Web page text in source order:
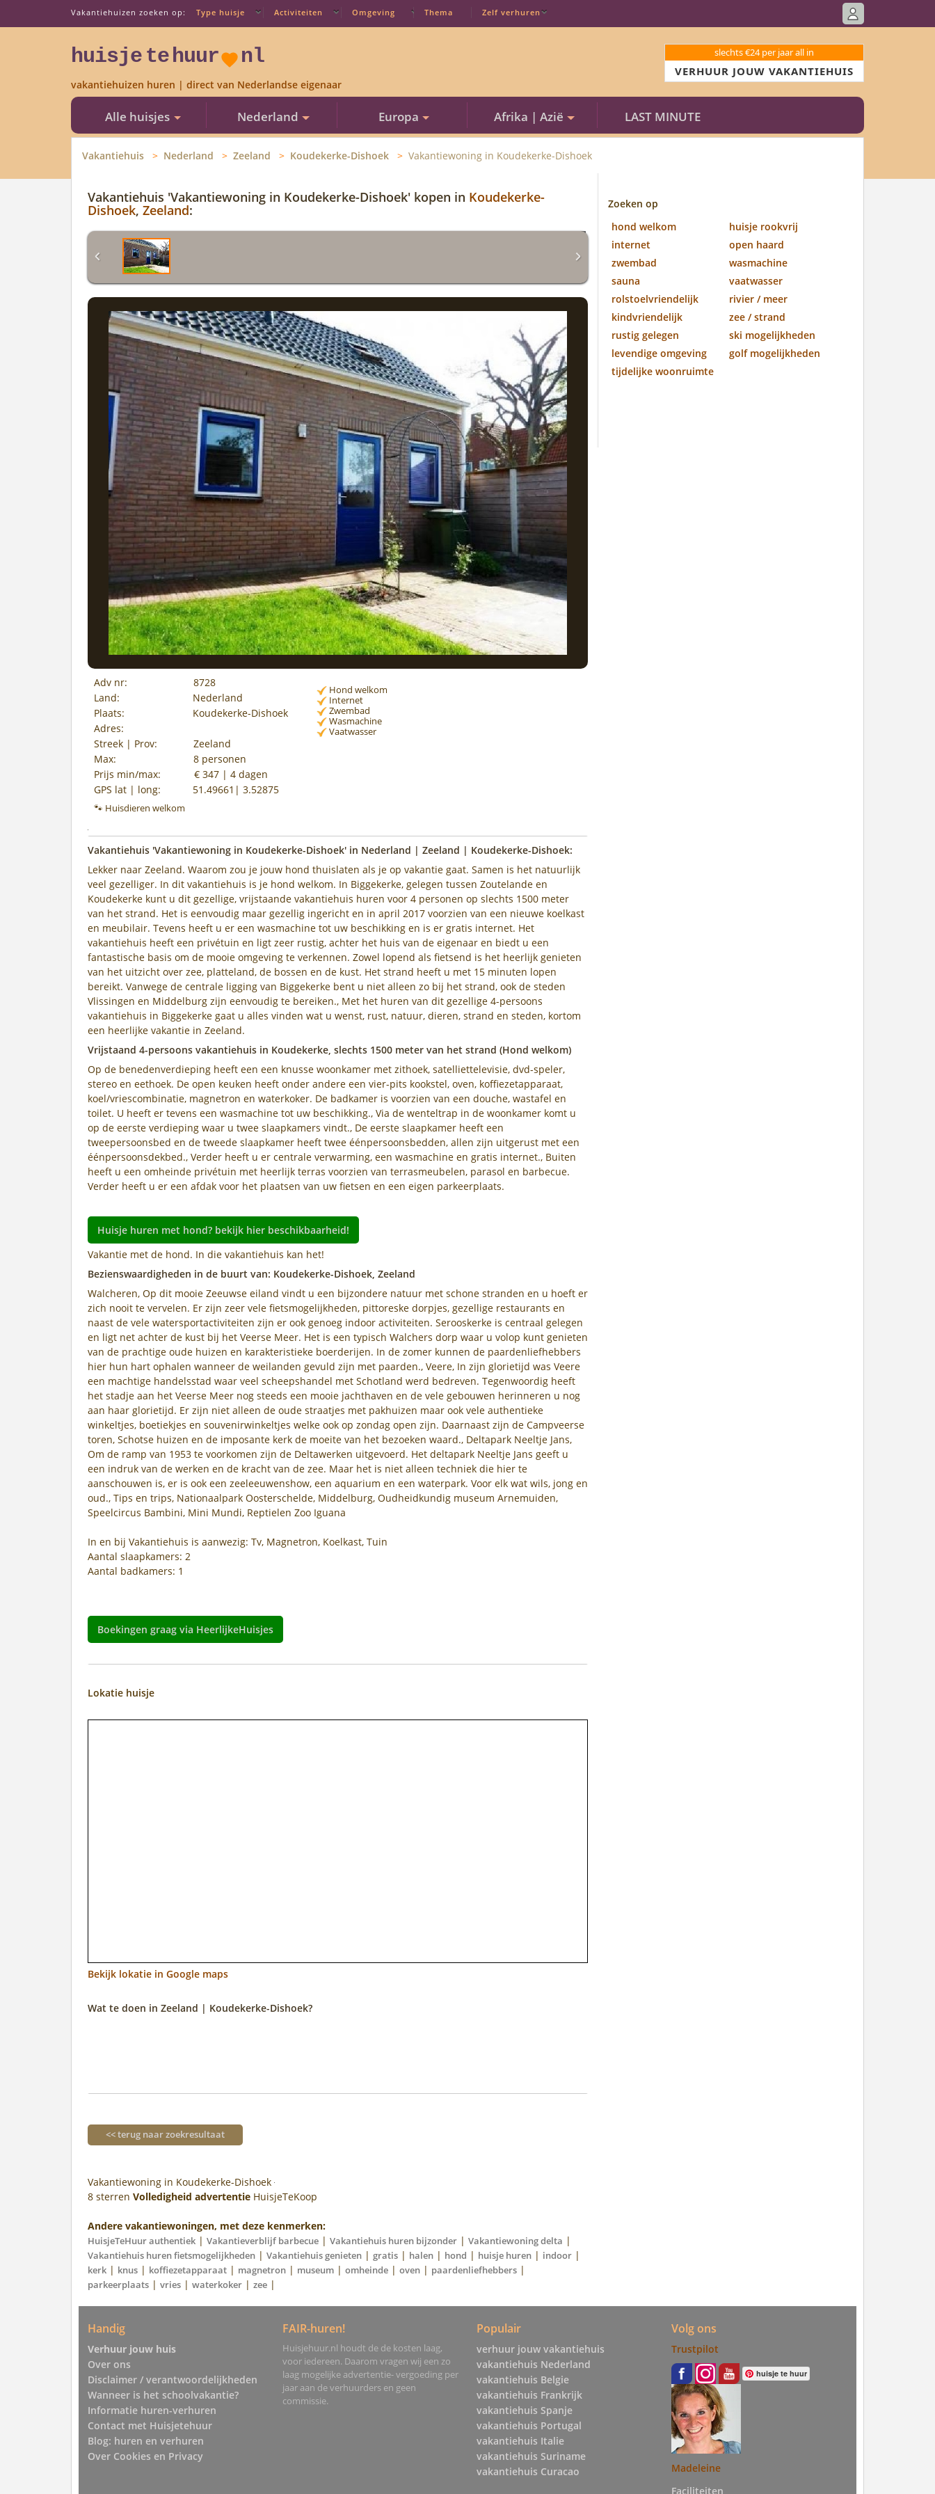
Vakantiehuizen zoeken op: Type huisje Activiteiten Omgeving Thema Zelf verhuren
huisje tehuur nl
vakantiehuizen huren | direct van Nederlandse eigenaar
slechts €24 per jaar all in
VERHUUR JOUW VAKANTIEHUIS
Alle huisjes Nederland Europa Afrika | Azië LAST MINUTE
Vakantiehuis Nederland Zeeland Koudekerke-Dishoek Vakantiewoning in Koudekerke-Dishoek
Vakantiehuis 'Vakantiewoning in Koudekerke-Dishoek' kopen in Koudekerke-
Dishoek, Zeeland:
Adv nr:
8728
Land:
Nederland
Plaats:
Koudekerke-Dishoek
Adres:
Streek | Prov:
Zeeland
Max:
8 personen
Prijs min/max:
€ 347 | 4 dagen
GPS lat | long:
51.49661| 3.52875
🐾 Huisdieren welkom
Hond welkom
Internet
Zwembad
Wasmachine
Vaatwasser
Vakantiehuis 'Vakantiewoning in Koudekerke-Dishoek' in Nederland | Zeeland | Koudekerke-Dishoek:
Lekker naar Zeeland. Waarom zou je jouw hond thuislaten als je op vakantie gaat. Samen is het natuurlijk
veel gezelliger. In dit vakantiehuis is je hond welkom. In Biggekerke, gelegen tussen Zoutelande en
Koudekerke kunt u dit gezellige, vrijstaande vakantiehuis huren voor 4 personen op slechts 1500 meter
van het strand. Het is eenvoudig maar gezellig ingericht en in april 2017 voorzien van een nieuwe koelkast
en meubilair. Tevens heeft u er een wasmachine tot uw beschikking en is er gratis internet. Het
vakantiehuis heeft een privétuin en ligt zeer rustig, achter het huis van de eigenaar en biedt u een
fantastische basis om de mooie omgeving te verkennen. Zowel lopend als fietsend is het heerlijk genieten
van het uitzicht over zee, platteland, de bossen en de kust. Het strand heeft u met 15 minuten lopen
bereikt. Vanwege de centrale ligging van Biggekerke bent u niet alleen zo bij het strand, ook de steden
Vlissingen en Middelburg zijn eenvoudig te bereiken., Met het huren van dit gezellige 4-persoons
vakantiehuis in Biggekerke gaat u alles vinden wat u wenst, rust, natuur, dieren, strand en steden, kortom
een heerlijke vakantie in Zeeland.
Vrijstaand 4-persoons vakantiehuis in Koudekerke, slechts 1500 meter van het strand (Hond welkom)
Op de benedenverdieping heeft een een knusse woonkamer met zithoek, satelliettelevisie, dvd-speler,
stereo en eethoek. De open keuken heeft onder andere een vier-pits kookstel, oven, koffiezetapparaat,
koel/vriescombinatie, magnetron en waterkoker. De badkamer is voorzien van een douche, wastafel en
toilet. U heeft er tevens een wasmachine tot uw beschikking., Via de wenteltrap in de woonkamer komt u
op de eerste verdieping waar u twee slaapkamers vindt., De eerste slaapkamer heeft een
tweepersoonsbed en de tweede slaapkamer heeft twee éénpersoonsbedden, allen zijn uitgerust met een
éénpersoonsdekbed., Verder heeft u er centrale verwarming, een wasmachine en gratis internet., Buiten
heeft u een omheinde privétuin met heerlijk terras voorzien van terrasmeubelen, parasol en barbecue.
Verder heeft u er een afdak voor het plaatsen van uw fietsen en een eigen parkeerplaats.
Huisje huren met hond? bekijk hier beschikbaarheid!
Vakantie met de hond. In die vakantiehuis kan het!
Bezienswaardigheden in de buurt van: Koudekerke-Dishoek, Zeeland
Walcheren, Op dit mooie Zeeuwse eiland vindt u een bijzondere natuur met schone stranden en u hoeft er
zich nooit te vervelen. Er zijn zeer vele fietsmogelijkheden, pittoreske dorpjes, gezellige restaurants en
naast de vele watersportactiviteiten zijn er ook genoeg indoor activiteiten. Serooskerke is centraal gelegen
en ligt net achter de kust bij het Veerse Meer. Het is een typisch Walchers dorp waar u volop kunt genieten
van de prachtige oude huizen en karakteristieke boerderijen. In de zomer kunnen de paardenliefhebbers
hier hun hart ophalen wanneer de weilanden gevuld zijn met paarden., Veere, In zijn glorietijd was Veere
een machtige handelsstad waar veel scheepshandel met Schotland werd bedreven. Tegenwoordig heeft
het stadje aan het Veerse Meer nog steeds een mooie jachthaven en de vele gebouwen herinneren u nog
aan haar glorietijd. Er zijn niet alleen de oude straatjes met pakhuizen maar ook vele authentieke
winkeltjes, boetiekjes en souvenirwinkeltjes welke ook op zondag open zijn. Daarnaast zijn de Campveerse
toren, Schotse huizen en de imposante kerk de moeite van het bezoeken waard., Deltapark Neeltje Jans,
Om de ramp van 1953 te voorkomen zijn de Deltawerken uitgevoerd. Het deltapark Neeltje Jans geeft u
een indruk van de werken en de kracht van de zee. Maar het is niet alleen techniek die hier te
aanschouwen is, er is ook een zeeleeuwenshow, een aquarium en een waterpark. Voor elk wat wils, jong en
oud., Tips en trips, Nationaalpark Oosterschelde, Middelburg, Oudheidkundig museum Arnemuiden,
Speelcircus Bambini, Mini Mundi, Reptielen Zoo Iguana
In en bij Vakantiehuis is aanwezig: Tv, Magnetron, Koelkast, Tuin
Aantal slaapkamers: 2
Aantal badkamers: 1
Boekingen graag via HeerlijkeHuisjes
Lokatie huisje
Bekijk lokatie in Google maps
Wat te doen in Zeeland | Koudekerke-Dishoek?
<< terug naar zoekresultaat
Vakantiewoning in Koudekerke-Dishoek
8 sterren Volledigheid advertentie HuisjeTeKoop
Andere vakantiewoningen, met deze kenmerken:
HuisjeTeHuur authentiek | Vakantieverblijf barbecue | Vakantiehuis huren bijzonder | Vakantiewoning delta |
Vakantiehuis huren fietsmogelijkheden | Vakantiehuis genieten | gratis | halen | hond | huisje huren | indoor |
kerk | knus | koffiezetapparaat | magnetron | museum | omheinde | oven | paardenliefhebbers |
parkeerplaats | vries | waterkoker | zee |
Zoeken op
hond welkom
huisje rookvrij
internet
open haard
zwembad
wasmachine
sauna
vaatwasser
rolstoelvriendelijk
rivier / meer
kindvriendelijk
zee / strand
rustig gelegen
ski mogelijkheden
levendige omgeving
golf mogelijkheden
tijdelijke woonruimte
Handig
Verhuur jouw huis
Over ons
Disclaimer / verantwoordelijkheden
Wanneer is het schoolvakantie?
Informatie huren-verhuren
Contact met Huisjetehuur
Blog: huren en verhuren
Over Cookies en Privacy
FAIR-huren!
Huisjehuur.nl houdt de de kosten laag,
voor iedereen. Daarom vragen wij een zo
laag mogelijke advertentie- vergoeding per
jaar aan de verhuurders en geen
commissie.
Populair
verhuur jouw vakantiehuis
vakantiehuis Nederland
vakantiehuis Belgie
vakantiehuis Frankrijk
vakantiehuis Spanje
vakantiehuis Portugal
vakantiehuis Italie
vakantiehuis Suriname
vakantiehuis Curacao
Volg ons
Trustpilot
huisje te huur
Madeleine
Faciliteiten